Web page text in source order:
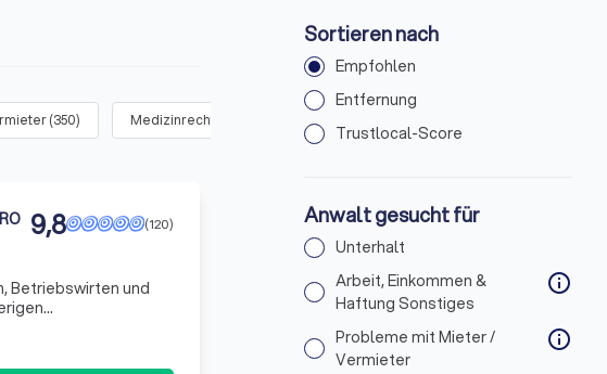
(350) Medizinrecht Verkehrsrecht
(120)
9,8
Betriebswirten und
und
Sortieren nach
Empfohlen
Entfernung
Trustlocal-Score
Anwalt gesucht für
Unterhalt
Arbeit, Einkommen &
Haftung Sonstiges
info
Probleme mit Mieter /
Vermieter
info